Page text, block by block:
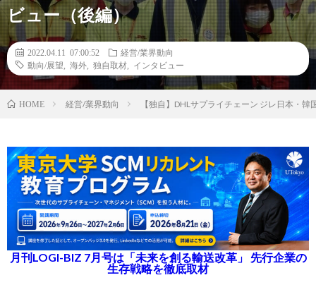
ビュー（後編）
2022.04.11 07:00:52
経営/業界動向
動向/展望
海外 独自取材 インタビュー
HOME 経営/業界動向 【独自】DHLサプライチェーン ジレ日本・
月刊LOGI-BIZ 7月号は「未来を創る輸送改革」 先行企業の
生存戦略を徹底取材